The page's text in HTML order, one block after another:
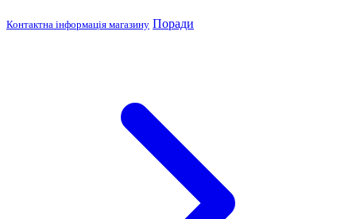
Контактна інформація магазину Поради